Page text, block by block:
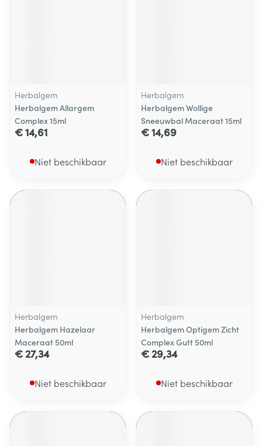
Herbalgem
Herbalgem Allargem
Complex 15ml
€ 14,61
Niet beschikbaar
Herbalgem
Herbalgem Wollige
Sneeuwbal Maceraat 15ml
€ 14,69
Niet beschikbaar
Herbalgem
Herbalgem Hazelaar
Maceraat 50ml
€ 27,34
Niet beschikbaar
Herbalgem
Herbalgem Optigem Zicht
Complex Gutt 50ml
€ 29,34
Niet beschikbaar